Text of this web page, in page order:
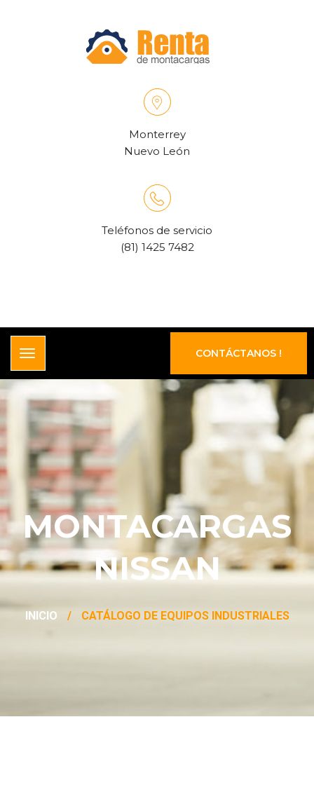
Monterrey
Nuevo León
Teléfonos de servicio
(81) 1425 7482
CONTÁCTANOS !
MONTACARGAS
NISSAN
INICIO / CATÁLOGO DE EQUIPOS INDUSTRIALES